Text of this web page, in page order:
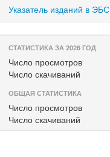
Указатель изданий в ЭБС
СТАТИСТИКА ЗА 2026 ГОД
Число просмотров
Число скачиваний
ОБЩАЯ СТАТИСТИКА
Число просмотров
Число скачиваний